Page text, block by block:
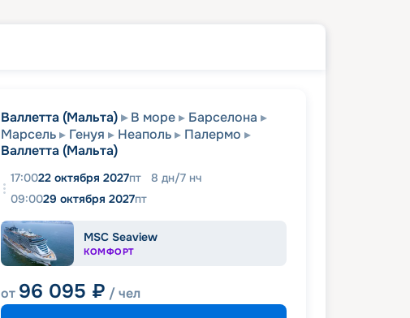
Валлетта (Мальта) В море
Барселона
Марсель
Генуя Неаполь
Палермо
Валлетта (Мальта)
17:0022 октября 2027пт 8 дн/7 нч
09:0029 октября 2027пт
MSC Seaview
КОМФОРТ
от 96 095 ₽ / чел